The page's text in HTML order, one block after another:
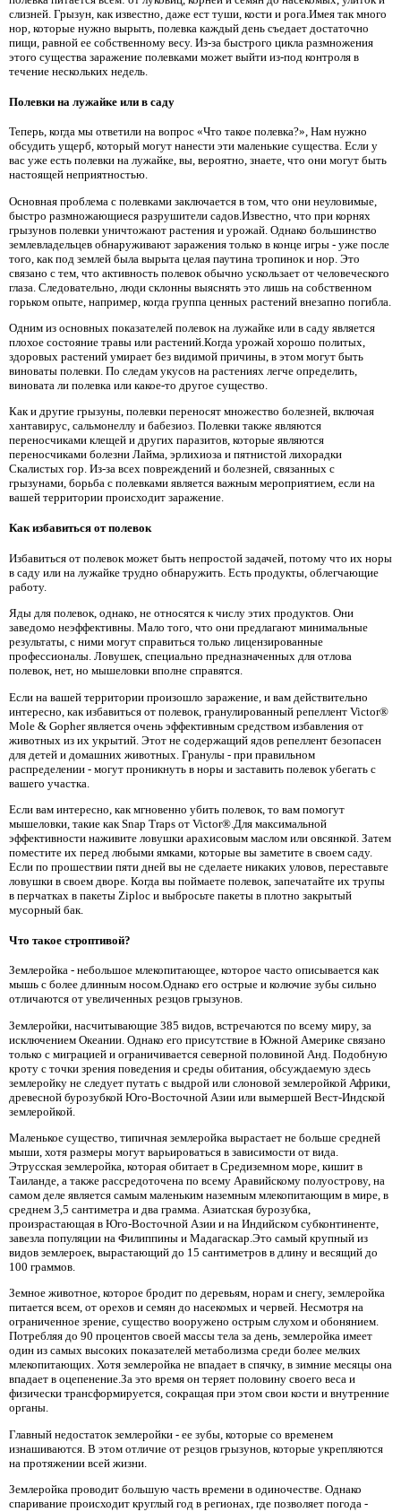
слизней. Грызун, как известно, даже ест туши, кости и рога.Имея так много
нор, которые нужно вырыть, полевка каждый день съедает достаточно
пищи, равной ее собственному весу. Из-за быстрого цикла размножения
этого существа заражение полевками может выйти из-под контроля в
течение нескольких недель.
Полевки на лужайке или в саду
Теперь, когда мы ответили на вопрос «Что такое полевка?», Нам нужно
обсудить ущерб, который могут нанести эти маленькие существа. Если у
вас уже есть полевки на лужайке, вы, вероятно, знаете, что они могут быть
настоящей неприятностью.
Основная проблема с полевками заключается в том, что они неуловимые,
быстро размножающиеся разрушители садов.Известно, что при корнях
грызунов полевки уничтожают растения и урожай. Однако большинство
землевладельцев обнаруживают заражения только в конце игры - уже после
того, как под землей была вырыта целая паутина тропинок и нор. Это
связано с тем, что активность полевок обычно ускользает от человеческого
глаза. Следовательно, люди склонны выяснять это лишь на собственном
горьком опыте, например, когда группа ценных растений внезапно погибла.
Одним из основных показателей полевок на лужайке или в саду является
плохое состояние травы или растений.Когда урожай хорошо политых,
здоровых растений умирает без видимой причины, в этом могут быть
виноваты полевки. По следам укусов на растениях легче определить,
виновата ли полевка или какое-то другое существо.
Как и другие грызуны, полевки переносят множество болезней, включая
хантавирус, сальмонеллу и бабезиоз. Полевки также являются
переносчиками клещей и других паразитов, которые являются
переносчиками болезни Лайма, эрлихиоза и пятнистой лихорадки
Скалистых гор. Из-за всех повреждений и болезней, связанных с
грызунами, борьба с полевками является важным мероприятием, если на
вашей территории происходит заражение.
Как избавиться от полевок
Избавиться от полевок может быть непростой задачей, потому что их норы
в саду или на лужайке трудно обнаружить. Есть продукты, облегчающие
работу.
Яды для полевок, однако, не относятся к числу этих продуктов. Они
заведомо неэффективны. Мало того, что они предлагают минимальные
результаты, с ними могут справиться только лицензированные
профессионалы. Ловушек, специально предназначенных для отлова
полевок, нет, но мышеловки вполне справятся.
Если на вашей территории произошло заражение, и вам действительно
интересно, как избавиться от полевок, гранулированный репеллент Victor®
Mole & Gopher является очень эффективным средством избавления от
животных из их укрытий. Этот не содержащий ядов репеллент безопасен
для детей и домашних животных. Гранулы - при правильном
распределении - могут проникнуть в норы и заставить полевок убегать с
вашего участка.
Если вам интересно, как мгновенно убить полевок, то вам помогут
мышеловки, такие как Snap Traps от Victor®.Для максимальной
эффективности наживите ловушки арахисовым маслом или овсянкой. Затем
поместите их перед любыми ямками, которые вы заметите в своем саду.
Если по прошествии пяти дней вы не сделаете никаких уловов, переставьте
ловушки в своем дворе. Когда вы поймаете полевок, запечатайте их трупы
в перчатках в пакеты Ziploc и выбросьте пакеты в плотно закрытый
мусорный бак.
Что такое строптивой?
Землеройка - небольшое млекопитающее, которое часто описывается как
мышь с более длинным носом.Однако его острые и колючие зубы сильно
отличаются от увеличенных резцов грызунов.
Землеройки, насчитывающие 385 видов, встречаются по всему миру, за
исключением Океании. Однако его присутствие в Южной Америке связано
только с миграцией и ограничивается северной половиной Анд. Подобную
кроту с точки зрения поведения и среды обитания, обсуждаемую здесь
землеройку не следует путать с выдрой или слоновой землеройкой Африки,
древесной бурозубкой Юго-Восточной Азии или вымершей Вест-Индской
землеройкой.
Маленькое существо, типичная землеройка вырастает не больше средней
мыши, хотя размеры могут варьироваться в зависимости от вида.
Этрусская землеройка, которая обитает в Средиземном море, кишит в
Таиланде, а также рассредоточена по всему Аравийскому полуострову, на
самом деле является самым маленьким наземным млекопитающим в мире, в
среднем 3,5 сантиметра и два грамма. Азиатская бурозубка,
произрастающая в Юго-Восточной Азии и на Индийском субконтиненте,
завезла популяции на Филиппины и Мадагаскар.Это самый крупный из
видов землероек, вырастающий до 15 сантиметров в длину и весящий до
100 граммов.
Земное животное, которое бродит по деревьям, норам и снегу, землеройка
питается всем, от орехов и семян до насекомых и червей. Несмотря на
ограниченное зрение, существо вооружено острым слухом и обонянием.
Потребляя до 90 процентов своей массы тела за день, землеройка имеет
один из самых высоких показателей метаболизма среди более мелких
млекопитающих. Хотя землеройка не впадает в спячку, в зимние месяцы она
впадает в оцепенение.За это время он теряет половину своего веса и
физически трансформируется, сокращая при этом свои кости и внутренние
органы.
Главный недостаток землеройки - ее зубы, которые со временем
изнашиваются. В этом отличие от резцов грызунов, которые укрепляются
на протяжении всей жизни.
Землеройка проводит большую часть времени в одиночестве. Однако
спаривание происходит круглый год в регионах, где позволяет погода -